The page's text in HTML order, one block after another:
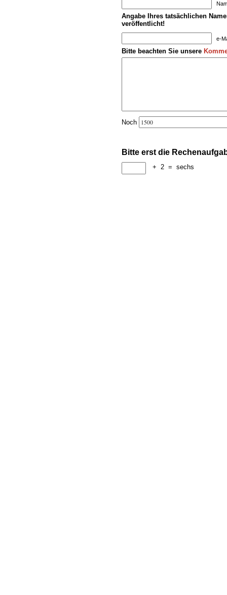
Angabe Ihres tatsächlichen
veröffentlicht!
e-
Bitte beachten Sie unsere
Noch
Bitte erst die
+ 2 = sechs